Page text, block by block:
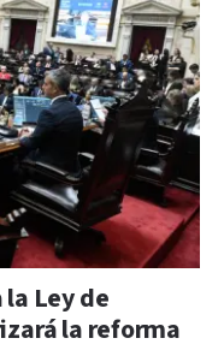
la Ley de
la reforma